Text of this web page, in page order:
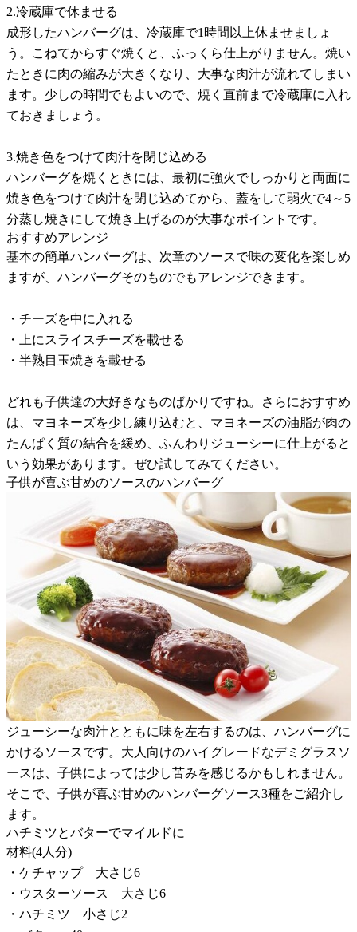
2.冷蔵庫で休ませる
成形したハンバーグは、冷蔵庫で1時間以上休ませましょ
う。こねてからすぐ焼くと、ふっくら仕上がりません。焼い
たときに肉の縮みが大きくなり、大事な肉汁が流れてしまい
ます。少しの時間でもよいので、焼く直前まで冷蔵庫に入れ
ておきましょう。
3.焼き色をつけて肉汁を閉じ込める
ハンバーグを焼くときには、最初に強火でしっかりと両面に
焼き色をつけて肉汁を閉じ込めてから、蓋をして弱火で4～5
分蒸し焼きにして焼き上げるのが大事なポイントです。
おすすめアレンジ
基本の簡単ハンバーグは、次章のソースで味の変化を楽しめ
ますが、ハンバーグそのものでもアレンジできます。
・チーズを中に入れる
・上にスライスチーズを載せる
・半熟目玉焼きを載せる
どれも子供達の大好きなものばかりですね。さらにおすすめ
は、マヨネーズを少し練り込むと、マヨネーズの油脂が肉の
たんぱく質の結合を緩め、ふんわりジューシーに仕上がると
いう効果があります。ぜひ試してみてください。
子供が喜ぶ甘めのソースのハンバーグ
ジューシーな肉汁とともに味を左右するのは、ハンバーグに
かけるソースです。大人向けのハイグレードなデミグラスソ
ースは、子供によっては少し苦みを感じるかもしれません。
そこで、子供が喜ぶ甘めのハンバーグソース3種をご紹介し
ます。
ハチミツとバターでマイルドに
材料(4人分)
・ケチャップ 大さじ6
・ウスターソース 大さじ6
・ハチミツ 小さじ2